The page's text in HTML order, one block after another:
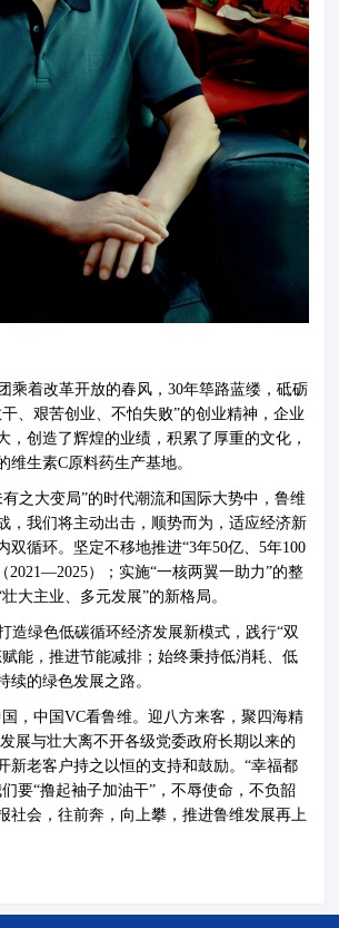
乘着改革开放的春风，30年筚路蓝缕，砥砺
、艰苦创业、不怕失败”的创业精神，企业
，创造了辉煌的业绩，积累了厚重的文化，
维生素C原料药生产基地。
有之大变局”的时代潮流和国际大势中，鲁维
，我们将主动出击，顺势而为，适应经济新
双循环。坚定不移地推进“3年50亿、5年100
2021—2025）；实施“一核两翼一助力”的整
大主业、多元发展”的新格局。
造绿色低碳循环经济发展新模式，践行“双
能，推进节能减排；始终秉持低消耗、低
续的绿色发展之路。
，中国VC看鲁维。迎八方来客，聚四海精
展与壮大离不开各级党委政府长期以来的
新老客户持之以恒的支持和鼓励。“幸福都
要“撸起袖子加油干”，不辱使命，不负韶
社会，往前奔，向上攀，推进鲁维发展再上
分公司
业文化
质荣誉